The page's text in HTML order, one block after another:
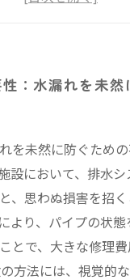
リット：修理コスト
解決するためのプロ
た排水点検：安心な
：水漏れを未然
を未然に防ぐため
設において、排水
、思わぬ損害を招
より、パイプの状
とで、大きな修理
方法には、視覚的